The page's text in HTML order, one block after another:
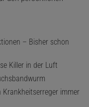
– Bisher schon
Killer in der Luft
immer